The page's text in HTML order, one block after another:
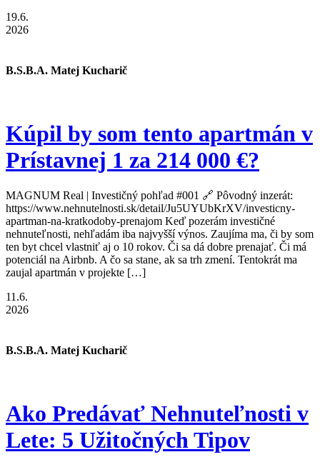
19.6.
2026
B.S.B.A. Matej Kucharič
Kúpil by som tento apartmán v
Prístavnej 1 za 214 000 €?
MAGNUM Real | Investičný pohľad #001 🔗 Pôvodný inzerát:
https://www.nehnutelnosti.sk/detail/Ju5UYUbKrXV/investicny-
apartman-na-kratkodoby-prenajom Keď pozerám investičné
nehnuteľnosti, nehľadám iba najvyšší výnos. Zaujíma ma, či by som
ten byt chcel vlastniť aj o 10 rokov. Či sa dá dobre prenajať. Či má
potenciál na Airbnb. A čo sa stane, ak sa trh zmení. Tentokrát ma
zaujal apartmán v projekte […]
11.6.
2026
B.S.B.A. Matej Kucharič
Ako Predávať Nehnuteľnosti v
Lete: 5 Užitočných Tipov